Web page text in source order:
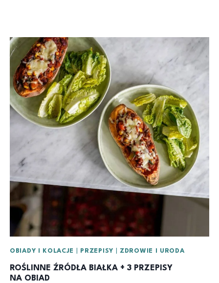
OBIADY I KOLACJE PRZEPISY |ZDROWIE I URODA
ROŚLINNE ŹRÓDŁA BIAŁKA + 3 PRZEPISY
NA OBIAD